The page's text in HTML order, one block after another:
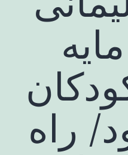
راه